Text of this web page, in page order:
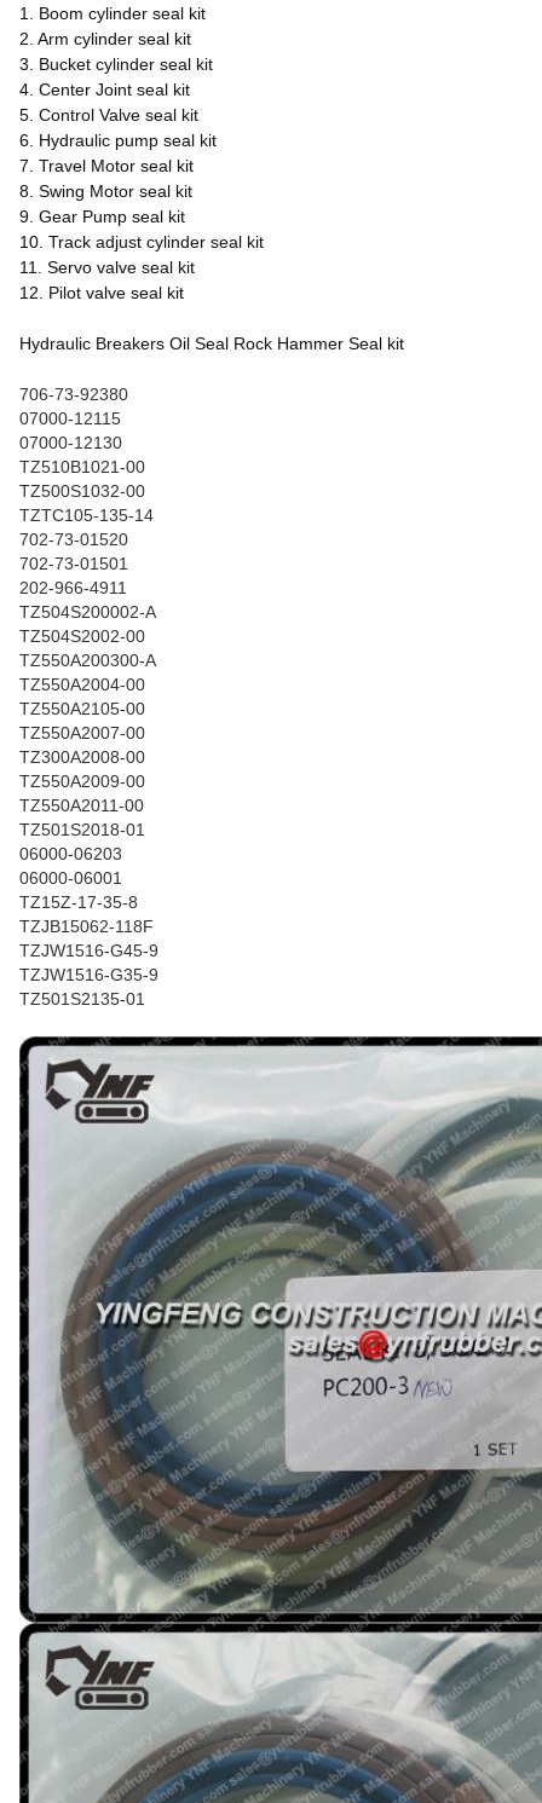
1. Boom cylinder seal kit
2. Arm cylinder seal kit
3. Bucket cylinder seal kit
4. Center Joint seal kit
5. Control Valve seal kit
6. Hydraulic pump seal kit
7. Travel Motor seal kit
8. Swing Motor seal kit
9. Gear Pump seal kit
10. Track adjust cylinder seal kit
11. Servo valve seal kit
12. Pilot valve seal kit
Hydraulic Breakers Oil Seal Rock Hammer Seal kit
706-73-92380
07000-12115
07000-12130
TZ510B1021-00
TZ500S1032-00
TZTC105-135-14
702-73-01520
702-73-01501
202-966-4911
TZ504S200002-A
TZ504S2002-00
TZ550A200300-A
TZ550A2004-00
TZ550A2105-00
TZ550A2007-00
TZ300A2008-00
TZ550A2009-00
TZ550A2011-00
TZ501S2018-01
06000-06203
06000-06001
TZ15Z-17-35-8
TZJB15062-118F
TZJW1516-G45-9
TZJW1516-G35-9
TZ501S2135-01